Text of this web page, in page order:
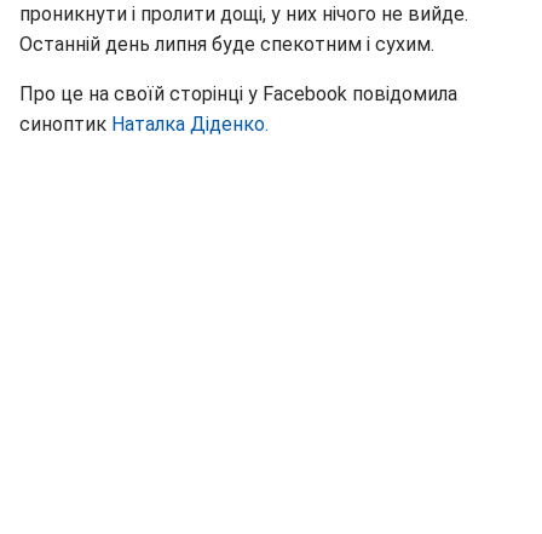
проникнути і пролити дощі, у них нічого не вийде.
Останній день липня буде спекотним і сухим.
Про це на своїй сторінці у Facebook повідомила
синоптик Наталка Діденко.